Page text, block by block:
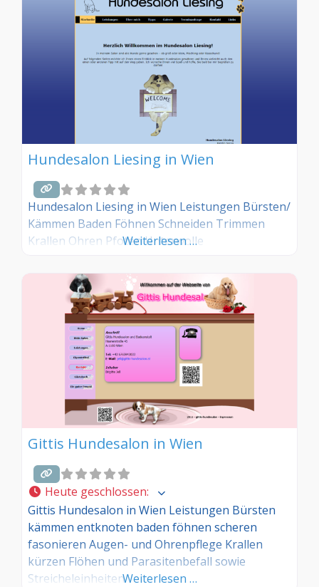
Hundesalon Liesing in Wien
Hundesalon Liesing in Wien Leistungen Bürsten/
Kämmen Baden Föhnen Schneiden Trimmen
Krallen Ohren Pfoten Unterwolle
Weiterlesen …
Gittis Hundesalon in Wien
Heute geschlossen:
Gittis Hundesalon in Wien Leistungen Bürsten
kämmen entknoten baden föhnen scheren
fasonieren Augen- und Ohrenpflege Krallen
kürzen Flöhen und Parasitenbefall sowie
StreicheleinheitenWeiterlesen …